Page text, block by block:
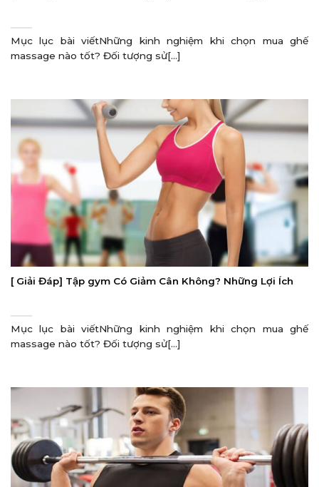
Mục lục bài viếtNhững kinh nghiệm khi chọn mua ghế
massage nào tốt? Đối tượng sử[...]
[ Giải Đáp] Tập gym Có Giảm Cân Không? Những Lợi Ích
Mục lục bài viếtNhững kinh nghiệm khi chọn mua ghế
massage nào tốt? Đối tượng sử[...]